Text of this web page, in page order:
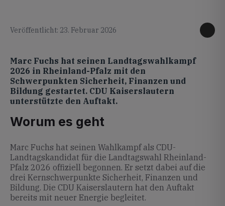
Veröffentlicht: 23. Februar 2026
Marc Fuchs hat seinen Landtagswahlkampf
2026 in Rheinland-Pfalz mit den
Schwerpunkten Sicherheit, Finanzen und
Bildung gestartet. CDU Kaiserslautern
unterstützte den Auftakt.
Worum es geht
Marc Fuchs hat seinen Wahlkampf als CDU-
Landtagskandidat für die Landtagswahl Rheinland-
Pfalz 2026 offiziell begonnen. Er setzt dabei auf die
drei Kernschwerpunkte Sicherheit, Finanzen und
Bildung. Die CDU Kaiserslautern hat den Auftakt
bereits mit neuer Energie begleitet.